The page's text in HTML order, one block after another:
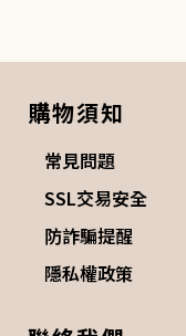
購物須知
常見問題
SSL交易安全
防詐騙提醒
隱私權政策